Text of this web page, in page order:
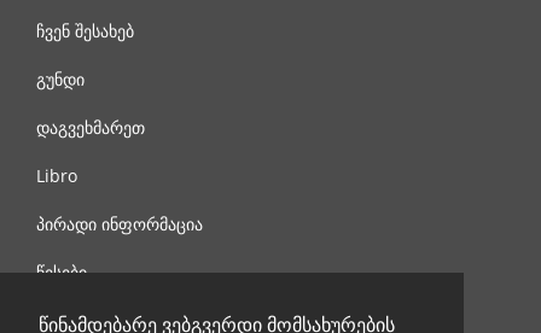
წინამდებარე ვებგვერდი მომსახურების
ჩვენ შესახებ
გუნდი
დაგვეხმარეთ
Libro
პირადი ინფორმაცია
წესები
დაგვიკავშირდით